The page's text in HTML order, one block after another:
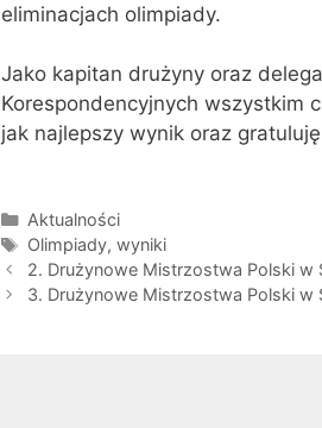
eliminacjach olimpiady.
Jako kapitan drużyny oraz
Korespondencyjnych wszystkim
jak najlepszy wynik oraz
Kategorie
Aktualności
Tagi
Olimpiady, wyniki
2. Drużynowe Mistrzostwa Polski w
3. Drużynowe Mistrzostwa Polski w